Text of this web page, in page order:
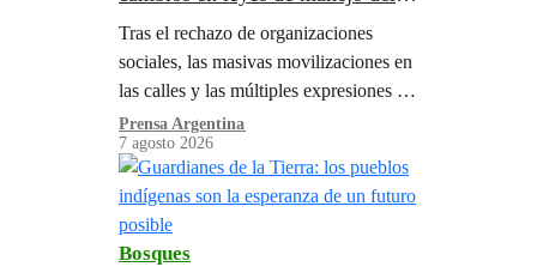
victoria de la gente
Tras el rechazo de organizaciones
sociales, las masivas movilizaciones en
las calles y las múltiples expresiones en
las redes sociales, el Senado no avanzó
con cambios propuestos por el
gobierno…
Prensa Argentina
7 agosto 2026
Bosques